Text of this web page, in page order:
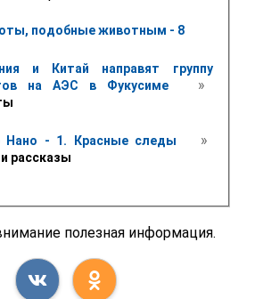
подобные животным - 8
и Китай направят группу
на АЭС в Фукусиме
»
Нано - 1. Красные следы »
и рассказы
полезная информация.